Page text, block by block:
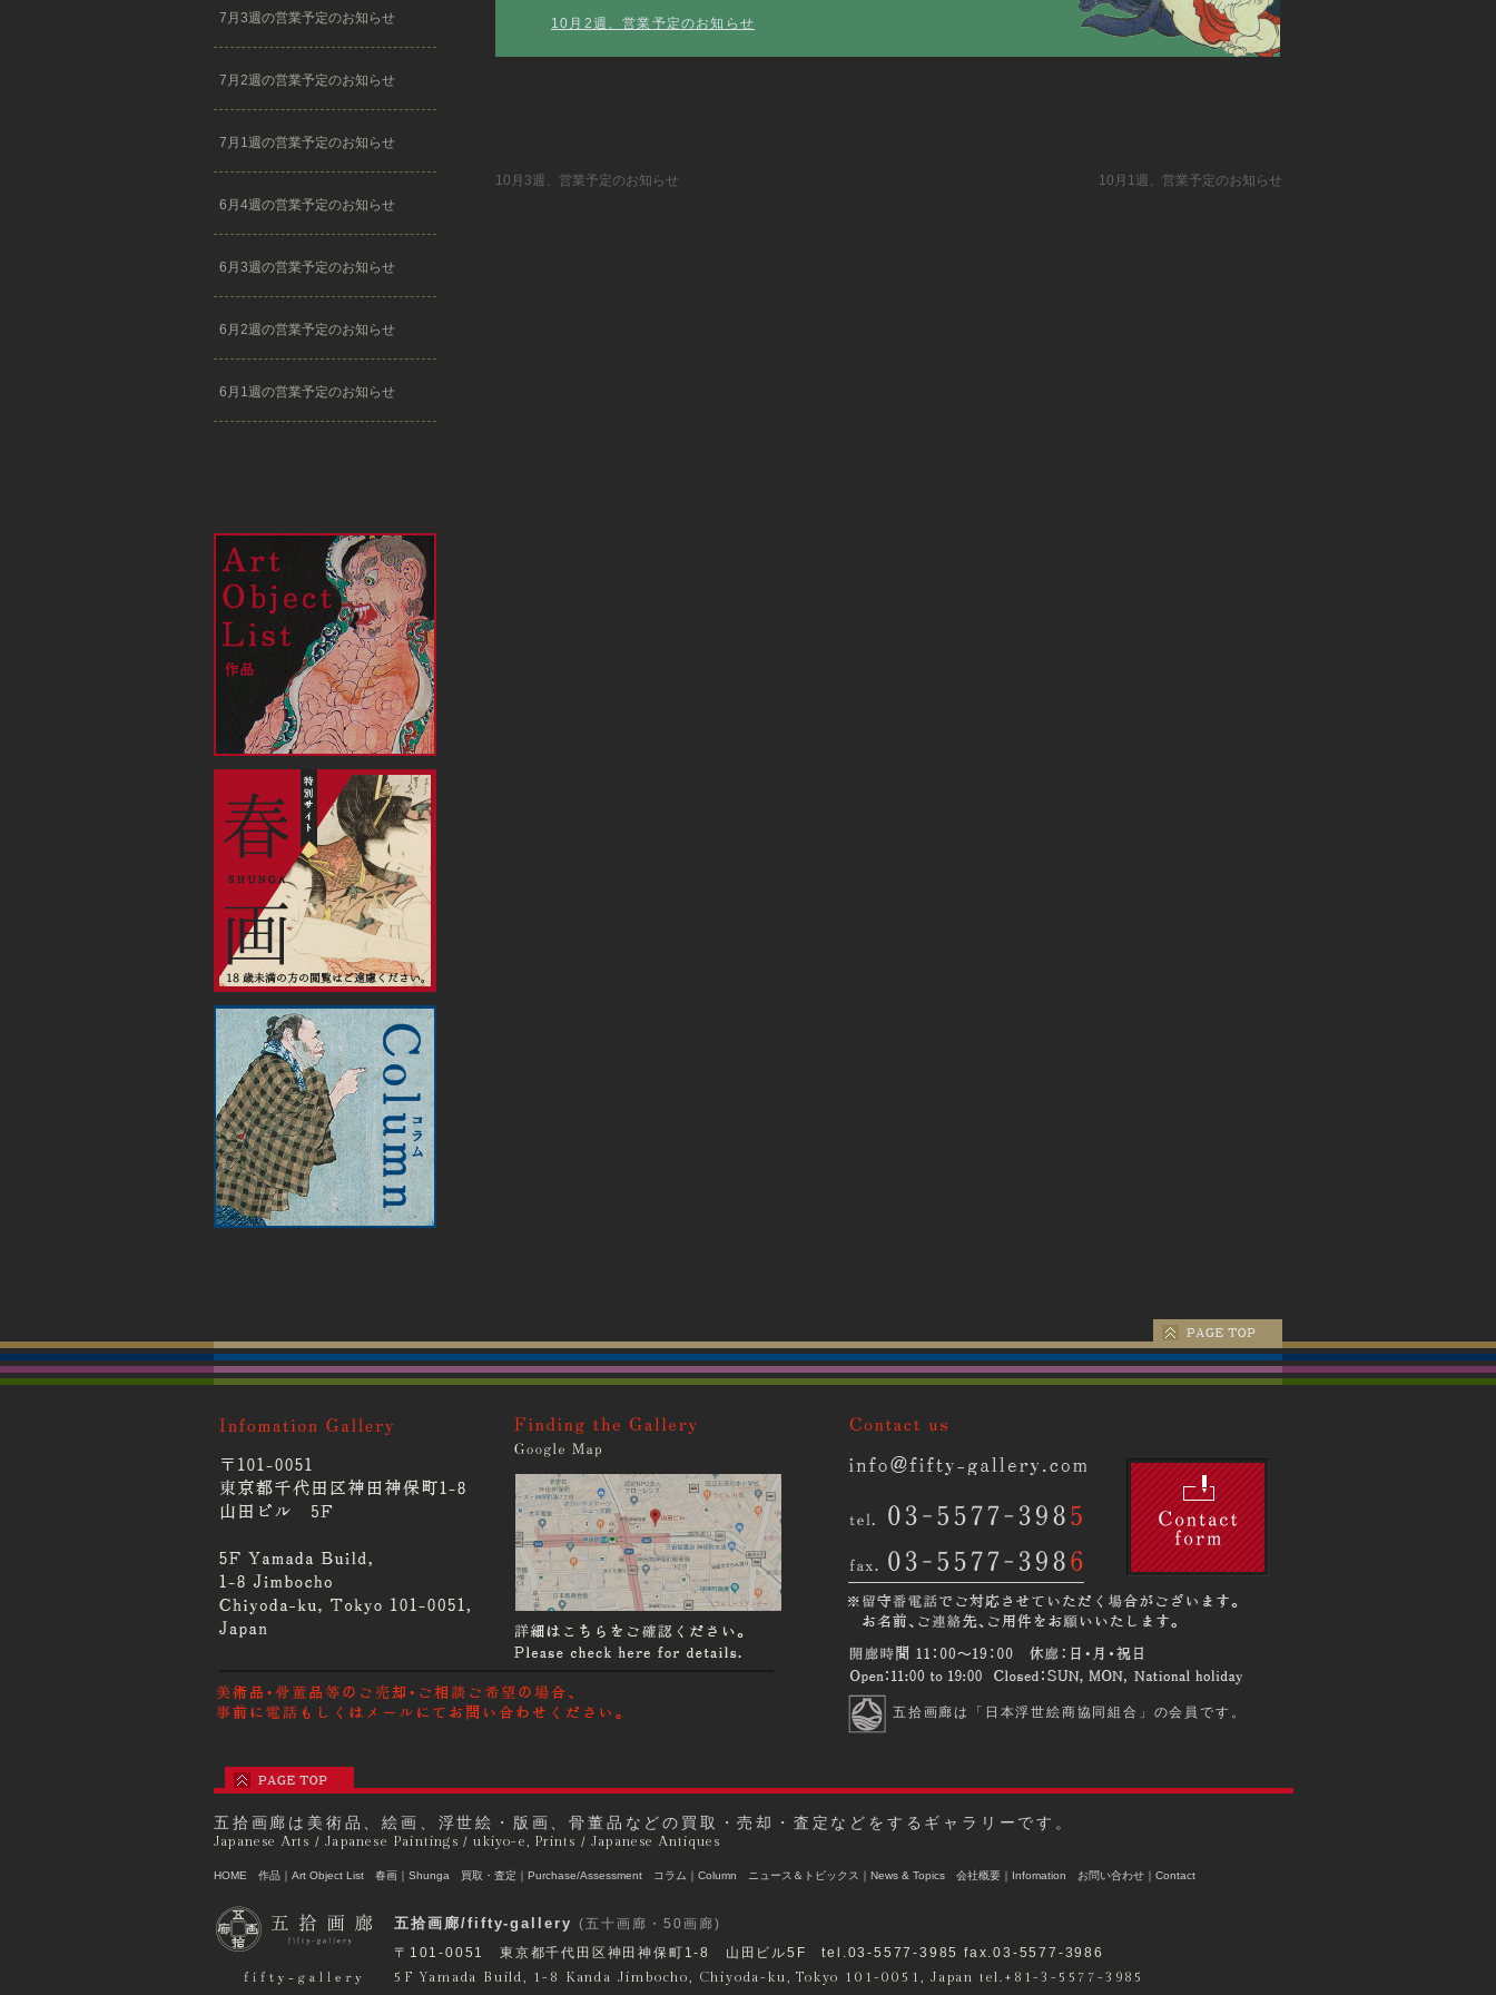
7月3週の営業予定のお知らせ
7月2週の営業予定のお知らせ
7月1週の営業予定のお知らせ
6月4週の営業予定のお知らせ
6月3週の営業予定のお知らせ
6月2週の営業予定のお知らせ
6月1週の営業予定のお知らせ
10月2週、営業予定のお知らせ
10月1週、営業予定のお知らせ
10月3週、営業予定のお知らせ
五拾画廊は「日本浮世絵商協同組合」の会員です。
五拾画廊は美術品、絵画、浮世絵・版画、骨董品などの買取・売却・査定などをするギャラリーです。
Japanese Arts / Japanese Paintings / ukiyo-e, Prints / Japanese Antiques
HOME 作品｜Art Object List 春画｜Shunga 買取・査定｜Purchase/Assessment コラム｜Column ニュース＆トピックス｜News & Topics 会社概要｜Infomation お問い合わせ｜Contact
五拾画廊/fifty-gallery(五十画廊・50画廊)
〒101-0051 東京都千代田区神田神保町1-8 山田ビル5F tel.03-5577-3985 fax.03-5577-3986
5F Yamada Build, 1-8 Kanda Jimbocho, Chiyoda-ku, Tokyo 101-0051, Japan tel.+81-3-5577-3985